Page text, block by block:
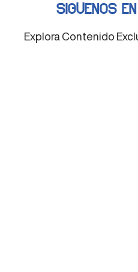
SIGUENOS
Explora Contenido